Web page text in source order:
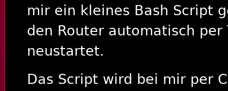
mir ein kleines Bash Script
den Router automatisch per
neustartet.
Das Script wird bei mir per